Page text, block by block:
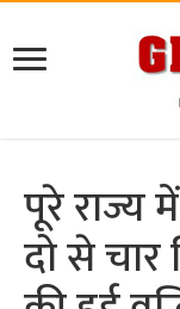
पूरे राज्य
दो से चार